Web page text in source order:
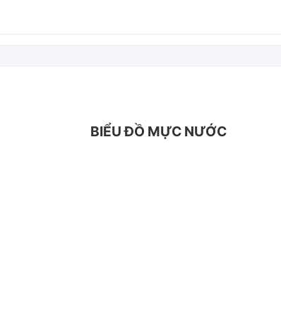
BIỂU ĐỒ MỰC NƯỚC